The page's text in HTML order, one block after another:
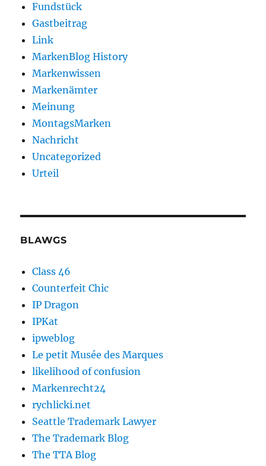
Fundstück
Gastbeitrag
Link
MarkenBlog History
Markenwissen
Markenämter
Meinung
MontagsMarken
Nachricht
Uncategorized
Urteil
BLAWGS
Class 46
Counterfeit Chic
IP Dragon
IPKat
ipweblog
Le petit Musée des Marques
likelihood of confusion
Markenrecht24
rychlicki.net
Seattle Trademark Lawyer
The Trademark Blog
The TTA Blog